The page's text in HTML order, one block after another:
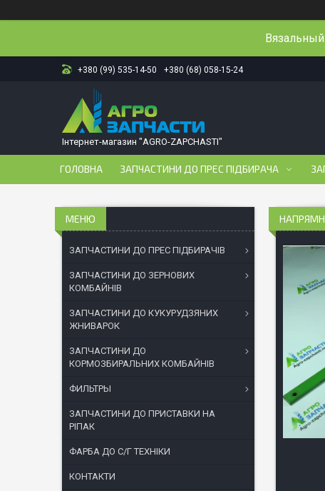
+380 (99) 535-14-50 +380 (68) 058-15-24
Інтернет-магазин "AGRO-ZAPCHASTI"
ГОЛОВНА ЗАПЧАСТИНИ ДО ПРЕС ПІДБИРАЧА
ЗАПЧАСТИНИ ДО ПРЕС ПІДБИРАЧІВ
ЗАПЧАСТИНИ ДО ЗЕРНОВИХ
КОМБАЙНІВ
ЗАПЧАСТИНИ ДО КУКУРУДЗЯНИХ
ЖНИВАРОК
ЗАПЧАСТИНИ ДО
КОРМОЗБИРАЛЬНИХ КОМБАЙНІВ
ФИЛЬТРЫ
ЗАПЧАСТИНИ ДО ПРИСТАВКИ НА
РІПАК
ФАРБА ДО С/Г ТЕХНІКИ
КОНТАКТИ